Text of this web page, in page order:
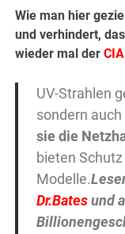
Wie man hier
und verhindert,
wieder mal der
UV-Strahlen
sondern
sie die
bieten
Modelle.
Dr.Bates und